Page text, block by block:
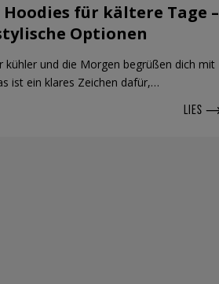
für kältere Tage –
Optionen
kühler und die Morgen begrüßen dich mit
ist ein klares Zeichen dafür,…
LIES